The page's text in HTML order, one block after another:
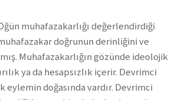
muhafazakarlığı değerlendirdiği
doğrunun derinliğini ve
Muhafazakarlığın gözünde ideolojik
ya da hesapsızlık içerir. Devrimci
eylemin doğasında vardır. Devrimci